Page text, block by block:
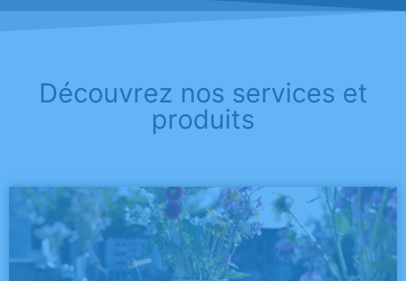
Découvrez nos services et
produits